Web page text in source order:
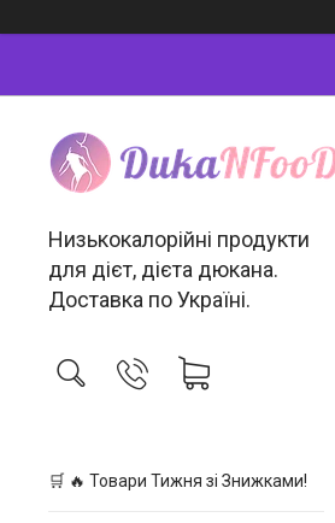
Низькокалорійні продукти
для дієт, дієта дюкана.
Доставка по Україні.
🛒 🔥 Товари Тижня зі Знижками!